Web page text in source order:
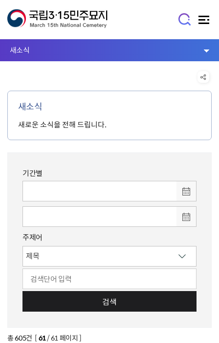
새소식
새소식
새로운 소식을 전해 드립니다.
기간별
주제어
검색
총605건 [61/ 61 페이지 ]